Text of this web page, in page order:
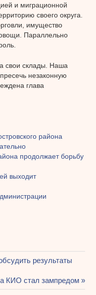
и миграционной
своего округа.
имущество
Параллельно
свои склады. Наша
незаконную
глава
района
продолжает борьбу
выходит
результаты
КИО стал зампредом